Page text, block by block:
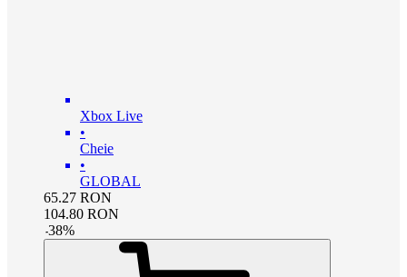
Xbox Live
•
Cheie
•
GLOBAL
65.27 RON
104.80 RON
-38%